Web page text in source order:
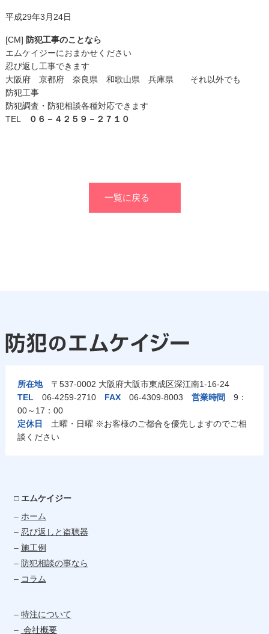
平成29年3月24日
[CM] 防犯工事のことなら
エムケイジーにおまかせください
忍び返し工事できます
大阪府 京都府 奈良県 和歌山県 兵庫県 それ以外でも
防犯工事
防犯調査・防犯相談各種対応できます
TEL
０６－４２５９－２７１０
一覧に戻る
所在地〒537-0002 大阪府大阪市東成区深江南1-16-24
TEL 06-4259-2710 FAX06-4309-8003 営業時間
9：
00～17：00
定休日
土曜・日曜 ※お客様のご都合を優先しますのでご相
談ください
□ エムケイジー
– ホーム
– 忍び返しと盗聴器
– 施工例
– 防犯相談の事なら
– コラム
– 特注について
– 会社概要